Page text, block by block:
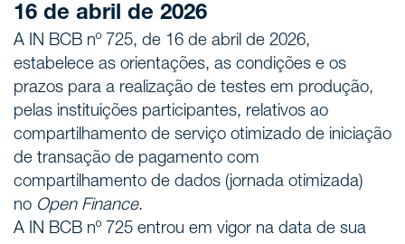
16 de abril de 2026
A IN BCB nº 725, de 16 de abril de 2026,
estabelece as orientações, as condições e os
prazos para a realização de testes em produção,
pelas instituições participantes, relativos ao
compartilhamento de serviço otimizado de iniciação
de transação de pagamento com
compartilhamento de dados (jornada otimizada)
no Open Finance.
A IN BCB nº 725 entrou em vigor na data de sua